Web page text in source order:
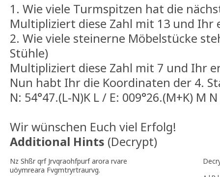
1. Wie viele Turmspitzen hat die
Multipliziert diese Zahl mit 13 und Ihr
2. Wie viele steinerne Möbelstücke
Stühle)
Multipliziert diese Zahl mit 7 und Ihr
Nun habt Ihr die Koordinaten der 4.
N: 54°47.(L-N)K L / E: 009°26.(M+K) M N
Wir wünschen Euch viel Erfolg!
Additional Hints (Decrypt)
Nz Shßr qrf Jrvqraohfpurf arora rvare
uöymreara Fvgmtryrtraurvg.